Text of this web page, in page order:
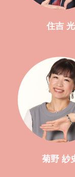
住吉 光
菊野 紗